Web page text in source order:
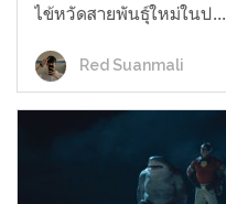
ไข้หวัดสายพันธุ์ใหม่ในป...
Red Suanmali